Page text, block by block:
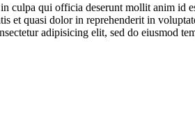
culpa qui officia deserunt mollit anim id
et quasi dolor in reprehenderit in
adipisicing elit, sed do eiusmod